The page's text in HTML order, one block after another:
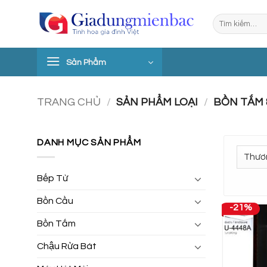
Tìm
kiếm:
Sản Phẩm
TRANG CHỦ / SẢN PHẨM LOẠI / BỒN TẮM
DANH MỤC SẢN PHẨM
Bếp Từ
Bồn Cầu
Bồn Tắm
Chậu Rửa Bát
-21%